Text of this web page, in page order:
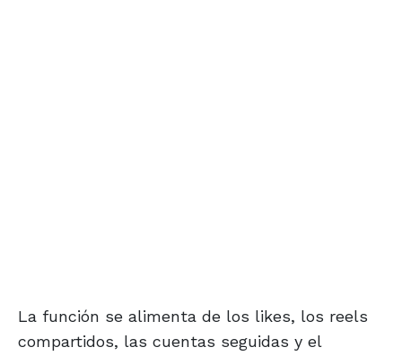
La función se alimenta de los likes, los reels
compartidos, las cuentas seguidas y el